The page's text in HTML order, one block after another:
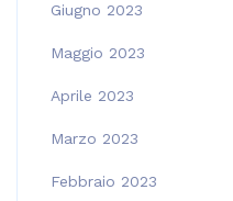
Giugno 2023
Maggio 2023
Aprile 2023
Marzo 2023
Febbraio 2023